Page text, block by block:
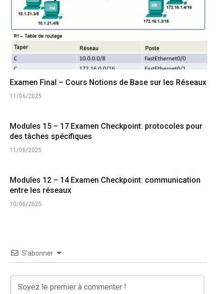
Examen Final – Cours Notions de Base sur les Réseaux
11/06/2025
Modules 15 – 17 Examen Checkpoint: protocoles pour
des tâches spécifiques
11/06/2025
Modules 12 – 14 Examen Checkpoint: communication
entre les réseaux
10/06/2025
S’abonner